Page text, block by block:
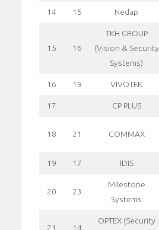
14 15 Nedap
15 16
TKH GROUP
(Vision & Security
Systems)
16 19 VIVOTEK
17 CP PLUS
18 21 COMMAX
19 17 IDIS
20 23
Milestone
Systems
21 14
OPTEX (Security